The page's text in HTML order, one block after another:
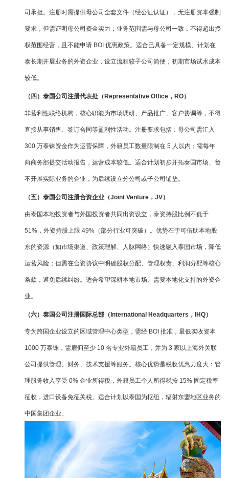
司承担。注册时需提供母公司全套文件（经公证认证），无注册资本强制
要求，但需证明母公司资金实力；业务范围需与母公司一致，不得超出授
权范围经营，且不能申请 BOI 优惠政策。适合已具备一定规模、计划在
泰长期开展业务的外资企业，设立流程较子公司简便，初期市场试水成本
较低。
（四）泰国公司注册代表处（Representative Office，RO）
非营利性联络机构，核心职能为市场调研、产品推广、客户协调等，不得
直接从事销售、签订合同等盈利性活动。注册要求包括：母公司需汇入
300 万泰铢资金作为运营保障，外籍员工数量限制在 5 人以内；需每年
向商务部提交活动报告，运营成本较低。适合计划初步开拓泰国市场、暂
不开展实际业务的企业，为后续设立分公司或子公司铺垫。
（五）泰国公司注册合资企业（Joint Venture，JV）
由泰国本地投资者与外国投资者共同出资设立，泰资持股比例不低于
51%，外资持股上限 49%（部分行业可突破）。优势在于可借助本地股
东的资源（如市场渠道、政策理解、人脉网络）快速融入泰国市场，降低
运营风险；但需在合资协议中明确股权分配、管理权责、利润分配等核心
条款，避免后续纠纷。适合希望深耕本地市场、需要本地化支持的外资企
业。
（六）泰国公司注册国际总部（International Headquarters，IHQ）
专为跨国企业设立的区域管理中心类型，需经 BOI 批准，最低实收资本
1000 万泰铢，需雇佣至少 10 名专业外籍员工，并为 3 家以上海外关联
公司提供管理、财务、技术支援等服务。核心优势是税收优惠力度大：管
理服务收入享受 0% 企业所得税，外籍员工个人所得税按 15% 固定税率
征收，进口设备免征关税。适合计划以泰国为枢纽，辐射东盟地区业务的
中国集团企业。